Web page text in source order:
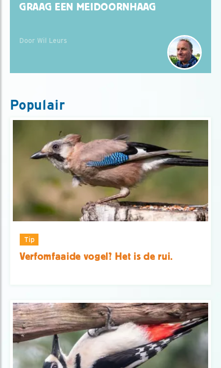
GRAAG EEN MEIDOORNHAAG
Door Wil Leurs
Populair
Tip
Verfomfaaide vogel? Het is de rui.